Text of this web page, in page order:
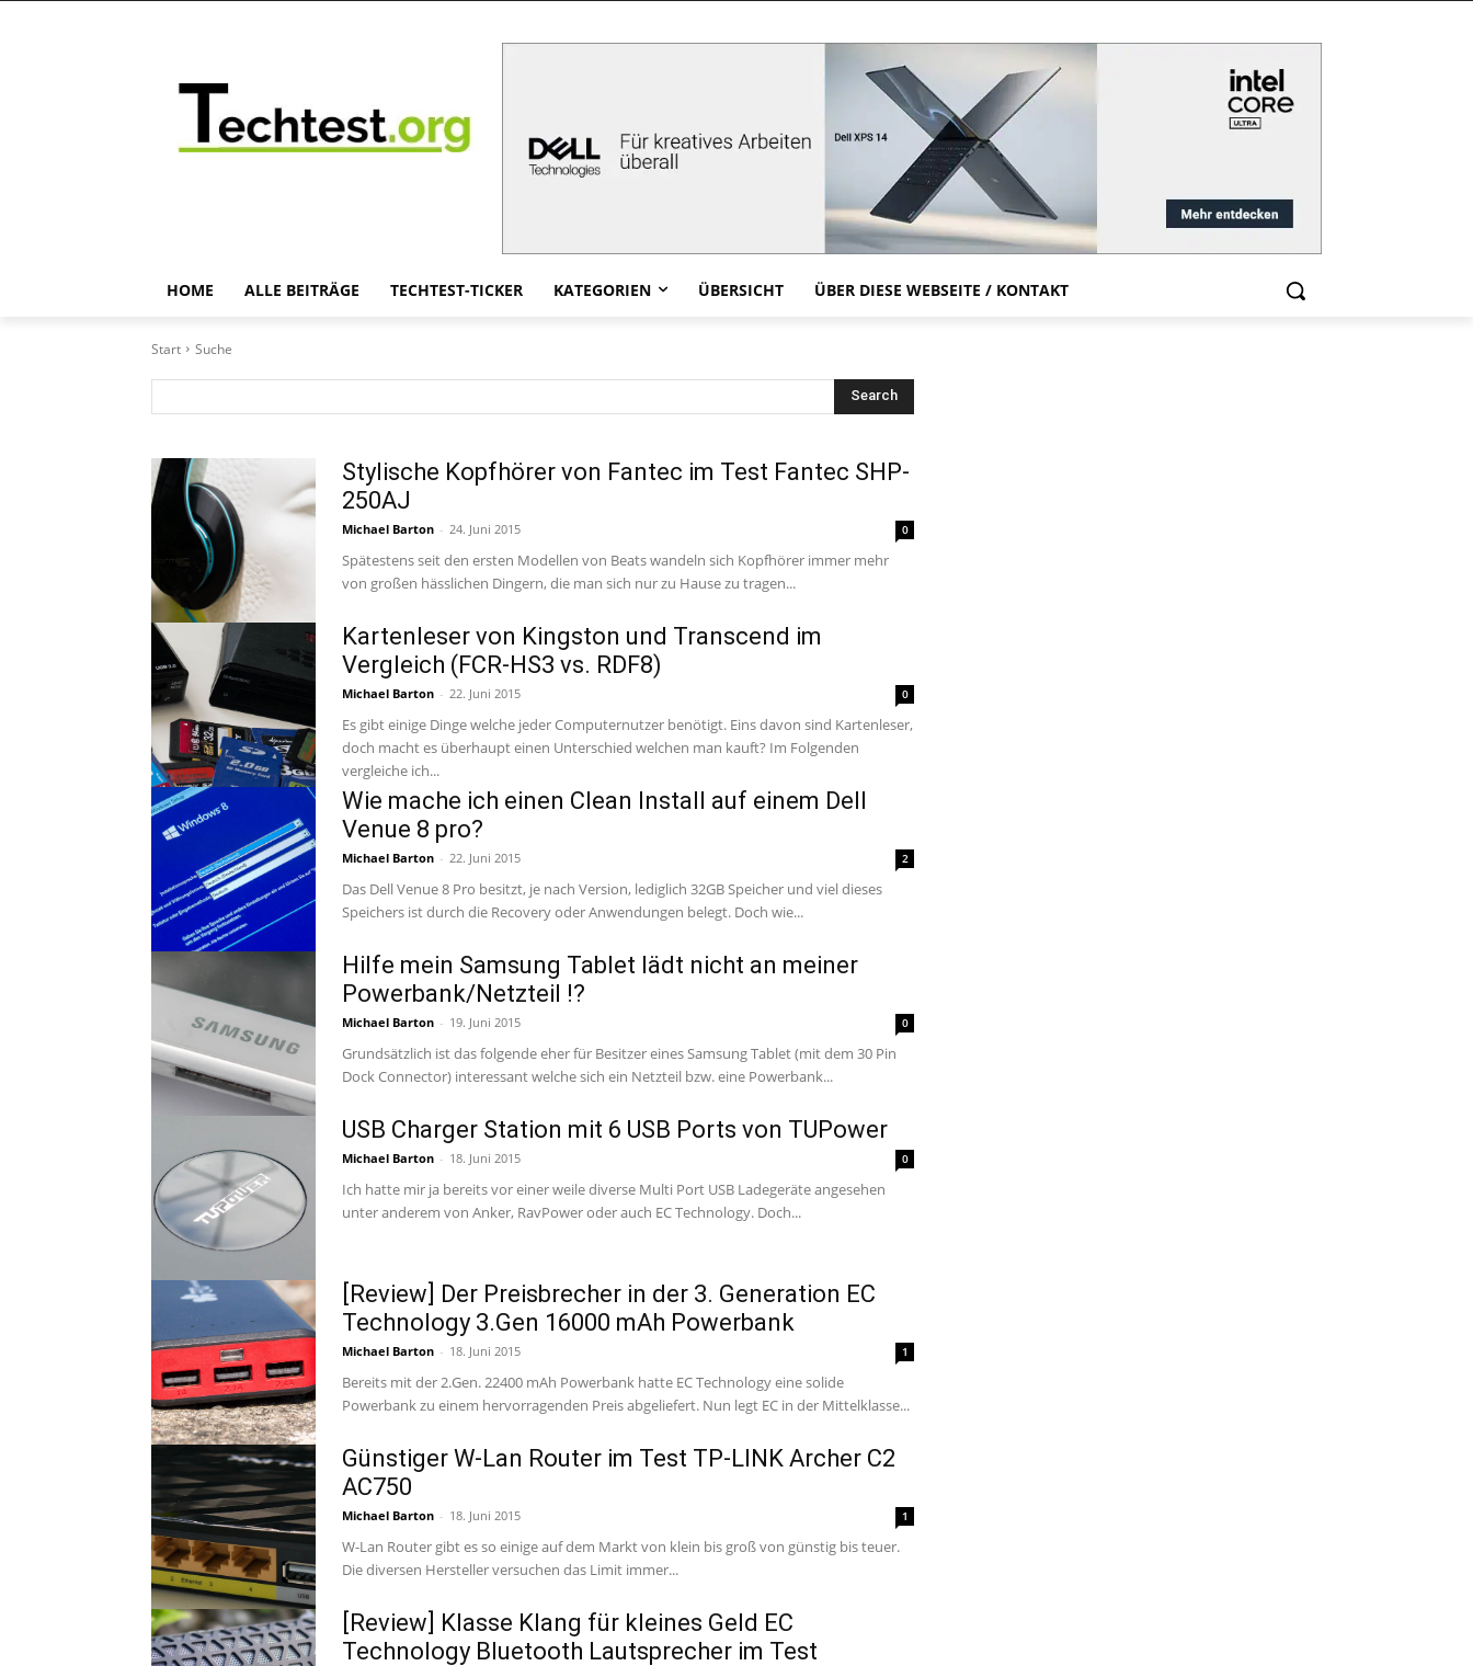
HOME ALLE BEITRÄGE TECHTEST-TICKER KATEGORIEN ÜBERSICHT ÜBER DIESE WEBSEITE / KONTAKT
Start Suche
Search
Stylische Kopfhörer von Fantec im Test Fantec SHP-
250AJ
Michael Barton - 24. Juni 2015 0
Spätestens seit den ersten Modellen von Beats wandeln sich Kopfhörer immer mehr
von großen hässlichen Dingern, die man sich nur zu Hause zu tragen...
Kartenleser von Kingston und Transcend im
Vergleich (FCR-HS3 vs. RDF8)
Michael Barton - 22. Juni 2015 0
Es gibt einige Dinge welche jeder Computernutzer benötigt. Eins davon sind Kartenleser,
doch macht es überhaupt einen Unterschied welchen man kauft? Im Folgenden
vergleiche ich...
Wie mache ich einen Clean Install auf einem Dell
Venue 8 pro?
Michael Barton - 22. Juni 2015 2
Das Dell Venue 8 Pro besitzt, je nach Version, lediglich 32GB Speicher und viel dieses
Speichers ist durch die Recovery oder Anwendungen belegt. Doch wie...
Hilfe mein Samsung Tablet lädt nicht an meiner
Powerbank/Netzteil !?
Michael Barton - 19. Juni 2015 0
Grundsätzlich ist das folgende eher für Besitzer eines Samsung Tablet (mit dem 30 Pin
Dock Connector) interessant welche sich ein Netzteil bzw. eine Powerbank...
USB Charger Station mit 6 USB Ports von TUPower
Michael Barton - 18. Juni 2015 0
Ich hatte mir ja bereits vor einer weile diverse Multi Port USB Ladegeräte angesehen
unter anderem von Anker, RavPower oder auch EC Technology. Doch...
[Review] Der Preisbrecher in der 3. Generation EC
Technology 3.Gen 16000 mAh Powerbank
Michael Barton - 18. Juni 2015 1
Bereits mit der 2.Gen. 22400 mAh Powerbank hatte EC Technology eine solide
Powerbank zu einem hervorragenden Preis abgeliefert. Nun legt EC in der Mittelklasse...
Günstiger W-Lan Router im Test TP-LINK Archer C2
AC750
Michael Barton - 18. Juni 2015 1
W-Lan Router gibt es so einige auf dem Markt von klein bis groß von günstig bis teuer.
Die diversen Hersteller versuchen das Limit immer...
[Review] Klasse Klang für kleines Geld EC
Technology Bluetooth Lautsprecher im Test